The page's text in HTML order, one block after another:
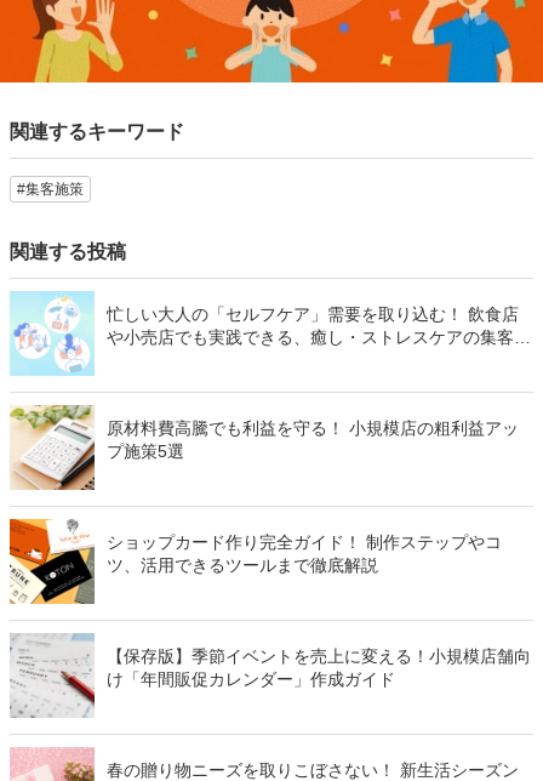
関連するキーワード
#集客施策
関連する投稿
忙しい大人の「セルフケア」需要を取り込む！ 飲食店
や小売店でも実践できる、癒し・ストレスケアの集客ア
原材料費高騰でも利益を守る！ 小規模店の粗利益アッ
プ施策5選
ショップカード作り完全ガイド！ 制作ステップやコ
ツ、活用できるツールまで徹底解説
【保存版】季節イベントを売上に変える！小規模店舗向
け「年間販促カレンダー」作成ガイド
春の贈り物ニーズを取りこぼさない！ 新生活シーズン